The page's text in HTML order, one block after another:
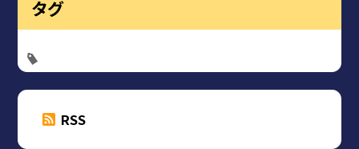
タグ
RSS